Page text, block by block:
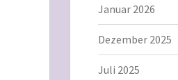
Januar 2026
Dezember 2025
Juli 2025